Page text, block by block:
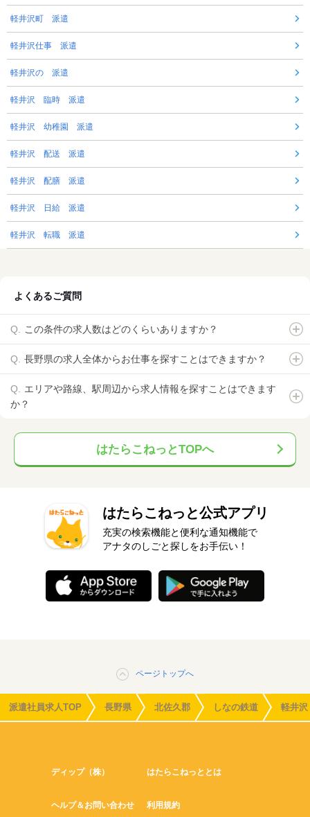
軽井沢町 派遣
軽井沢仕事 派遣
軽井沢の 派遣
軽井沢 臨時 派遣
軽井沢 幼稚園 派遣
軽井沢 配送 派遣
軽井沢 配膳 派遣
軽井沢 日給 派遣
軽井沢 転職 派遣
よくあるご質問
この条件の求人数はどのくらいありますか？
長野県の求人全体からお仕事を探すことはできますか？
エリアや路線、駅周辺から求人情報を探すことはできます
か？
はたらこねっとTOPへ
はたらこねっと公式アプリ
充実の検索機能と便利な通知機能で
アナタのしごと探しをお手伝い！
ページトップへ
派遣社員求人TOP 長野県 北佐久郡 しなの鉄道 軽井沢
ディップ（株） はたらこねっととは
ヘルプ＆お問い合わせ 利用規約